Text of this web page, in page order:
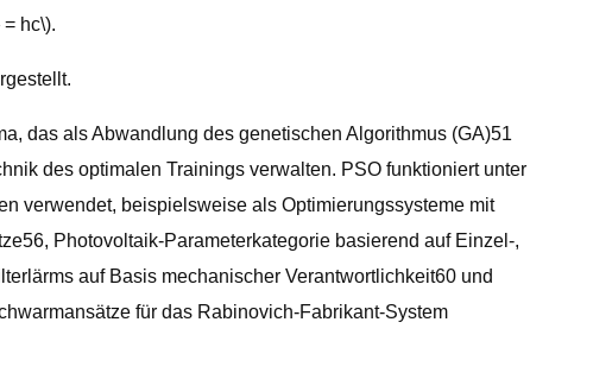
hc\).
das als Abwandlung des genetischen Algorithmus (GA)51
des optimalen Trainings verwalten. PSO funktioniert unter
verwendet, beispielsweise als Optimierungssysteme mit
Photovoltaik-Parameterkategorie basierend auf Einzel-,
auf Basis mechanischer Verantwortlichkeit60 und
für das Rabinovich-Fabrikant-System